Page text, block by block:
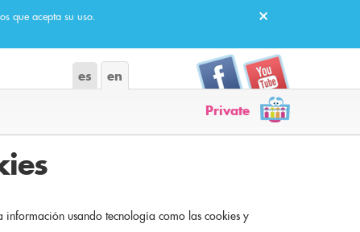
que acepta su uso.
es en
Kids Brain en
Facebook
Kids
Brain
Youtube
Private
información usando tecnología como las cookies y